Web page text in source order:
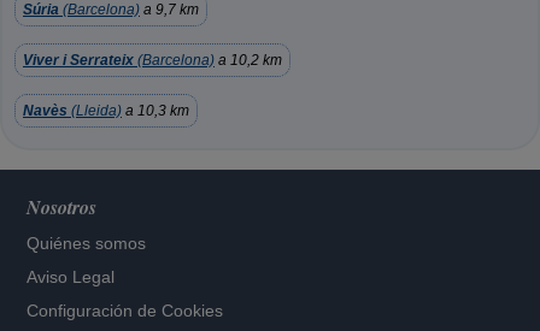
Súria (Barcelona) a 9,7 km
Viver i Serrateix (Barcelona) a 10,2 km
Navès (Lleida) a 10,3 km
Nosotros
Quiénes somos
Aviso Legal
Configuración de Cookies